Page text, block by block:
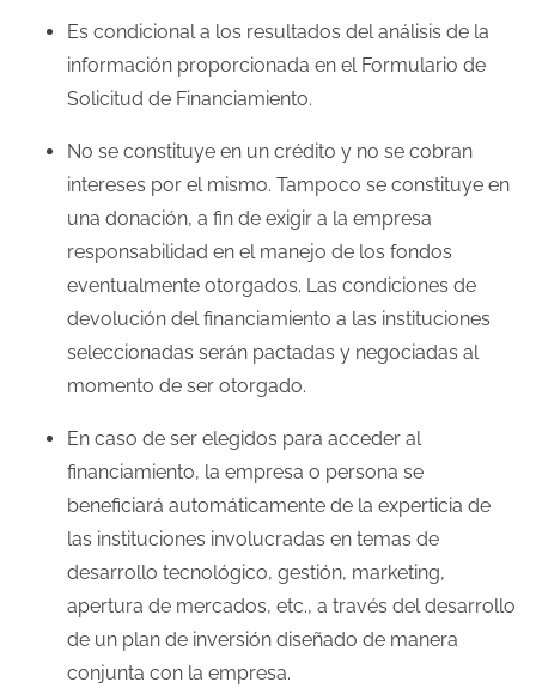
Es condicional a los resultados del análisis de la
información proporcionada en el Formulario de
Solicitud de Financiamiento.
No se constituye en un crédito y no se cobran
intereses por el mismo. Tampoco se constituye en
una donación, a fin de exigir a la empresa
responsabilidad en el manejo de los fondos
eventualmente otorgados. Las condiciones de
devolución del financiamiento a las instituciones
seleccionadas serán pactadas y negociadas al
momento de ser otorgado.
En caso de ser elegidos para acceder al
financiamiento, la empresa o persona se
beneficiará automáticamente de la experticia de
las instituciones involucradas en temas de
desarrollo tecnológico, gestión, marketing,
apertura de mercados, etc., a través del desarrollo
de un plan de inversión diseñado de manera
conjunta con la empresa.